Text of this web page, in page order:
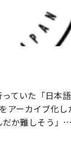
ていた「日本
アーカイブ化し
だか難しそう」